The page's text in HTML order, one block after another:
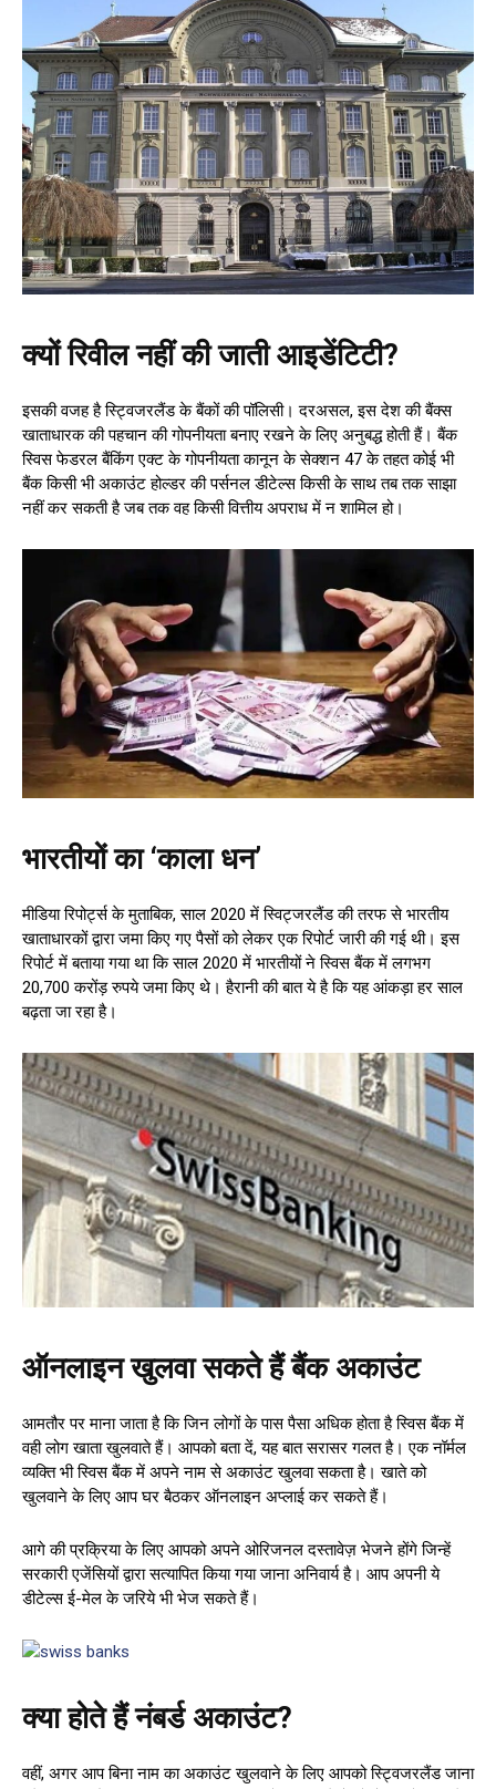
क्यों रिवील नहीं की जाती आइडेंटिटी?
इसकी वजह है स्ट्विजरलैंड के बैंकों की पॉलिसी। दरअसल, इस देश की बैंक्स
खाताधारक की पहचान की गोपनीयता बनाए रखने के लिए अनुबद्ध होती हैं। बैंक
स्विस फेडरल बैंकिंग एक्ट के गोपनीयता कानून के सेक्शन 47 के तहत कोई भी
बैंक किसी भी अकाउंट होल्डर की पर्सनल डीटेल्स किसी के साथ तब तक साझा
नहीं कर सकती है जब तक वह किसी वित्तीय अपराध में न शामिल हो।
भारतीयों का ‘काला धन’
मीडिया रिपोर्ट्स के मुताबिक, साल 2020 में स्विट्जरलैंड की तरफ से भारतीय
खाताधारकों द्वारा जमा किए गए पैसों को लेकर एक रिपोर्ट जारी की गई थी। इस
रिपोर्ट में बताया गया था कि साल 2020 में भारतीयों ने स्विस बैंक में लगभग
20,700 करोंड़ रुपये जमा किए थे। हैरानी की बात ये है कि यह आंकड़ा हर साल
बढ़ता जा रहा है।
ऑनलाइन खुलवा सकते हैं बैंक अकाउंट
आमतौर पर माना जाता है कि जिन लोगों के पास पैसा अधिक होता है स्विस बैंक में
वही लोग खाता खुलवाते हैं। आपको बता दें, यह बात सरासर गलत है। एक नॉर्मल
व्यक्ति भी स्विस बैंक में अपने नाम से अकाउंट खुलवा सकता है। खाते को
खुलवाने के लिए आप घर बैठकर ऑनलाइन अप्लाई कर सकते हैं।
आगे की प्रक्रिया के लिए आपको अपने ओरिजनल दस्तावेज़ भेजने होंगे जिन्हें
सरकारी एजेंसियों द्वारा सत्यापित किया गया जाना अनिवार्य है। आप अपनी ये
डीटेल्स ई-मेल के जरिये भी भेज सकते हैं।
क्या होते हैं नंबर्ड अकाउंट?
वहीं, अगर आप बिना नाम का अकाउंट खुलवाने के लिए आपको स्ट्विजरलैंड जाना